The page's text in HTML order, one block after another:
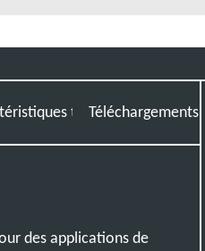
techniques
Téléchargements
des applications de